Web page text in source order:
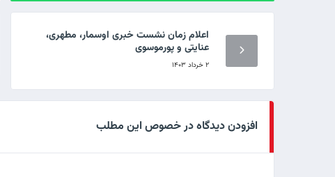
اعلام زمان نشست خبری اوسمار، مطهری،
عنایتی و پورموسوی
۲ خرداد ۱۴۰۳
افزودن دیدگاه در خصوص این مطلب